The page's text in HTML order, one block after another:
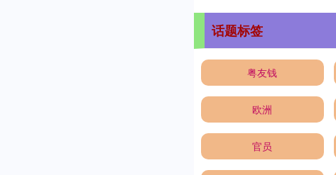
话题标签
粤友钱
欧洲
官员